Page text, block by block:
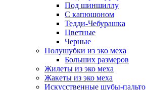
Под шиншиллу
С капюшоном
Тедди-Чебурашка
Цветные
Черные
Полушубки из эко меха
Больших размеров
Жилеты из эко меха
Жакеты из эко меха
Искусственные шубы-пальто